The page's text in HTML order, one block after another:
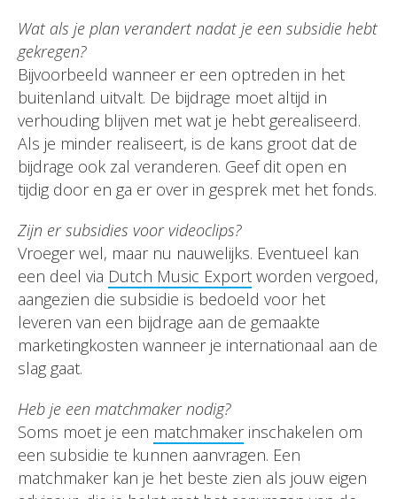
Wat als je plan verandert nadat je een subsidie hebt
gekregen?
Bijvoorbeeld wanneer er een optreden in het
buitenland uitvalt. De bijdrage moet altijd in
verhouding blijven met wat je hebt gerealiseerd.
Als je minder realiseert, is de kans groot dat de
bijdrage ook zal veranderen. Geef dit open en
tijdig door en ga er over in gesprek met het fonds.
Zijn er subsidies voor videoclips?
Vroeger wel, maar nu nauwelijks. Eventueel kan
een deel via Dutch Music Export worden vergoed,
aangezien die subsidie is bedoeld voor het
leveren van een bijdrage aan de gemaakte
marketingkosten wanneer je internationaal aan de
slag gaat.
Heb je een matchmaker nodig?
Soms moet je een matchmakerinschakelen om
een subsidie te kunnen aanvragen. Een
matchmaker kan je het beste zien als jouw eigen